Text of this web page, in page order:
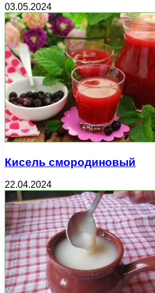
03.05.2024
Кисель смородиновый
22.04.2024